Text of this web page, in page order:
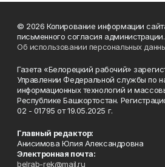
© 2026 Копирование информации
письменного согласия администрации.
Об использовании персональных
Газета «Белорецкий рабочий»
Управлении Федеральной службы по
информационных технологий и
Республике Башкортостан.
02 - 01795 от 19.05.2025 г.
Главный редактор:
Анисимова Юлия Александровна
Электронная почта:
belrab-rek@mail.ru